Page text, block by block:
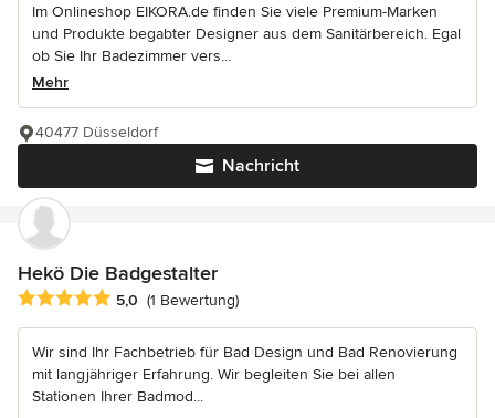
Im Onlineshop EIKORA.de finden Sie viele Premium-Marken
und Produkte begabter Designer aus dem Sanitärbereich. Egal
ob Sie Ihr Badezimmer vers...
Mehr
Nachricht
40477 Düsseldorf
Hekö Die Badgestalter
Durchschnittliche Bewertung: 5 von 5 Sternen
5,0 (1 Bewertung)
Wir sind Ihr Fachbetrieb für Bad Design und Bad Renovierung
mit langjähriger Erfahrung. Wir begleiten Sie bei allen
Stationen Ihrer Badmod...